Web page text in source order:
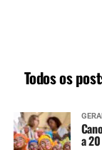
Todos os
a